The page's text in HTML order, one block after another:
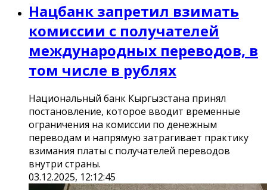
Нацбанк запретил взимать
комиссии с получателей
международных переводов, в
том числе в рублях
Национальный банк Кыргызстана принял
постановление, которое вводит временные
ограничения на комиссии по денежным
переводам и напрямую затрагивает практику
взимания платы с получателей переводов
внутри страны.
03.12.2025, 12:12:45